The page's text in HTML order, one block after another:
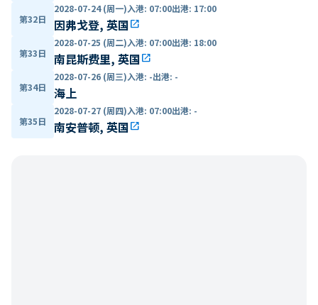
第32日
2028-07-24 (周一)入港: 07:00出港: 17:00
因弗戈登, 英国open_in_new
第33日
2028-07-25 (周二)入港: 07:00出港: 18:00
南昆斯费里, 英国open_in_new
第34日
2028-07-26 (周三)入港: -出港: -
海上
第35日
2028-07-27 (周四)入港: 07:00出港: -
南安普顿, 英国open_in_new